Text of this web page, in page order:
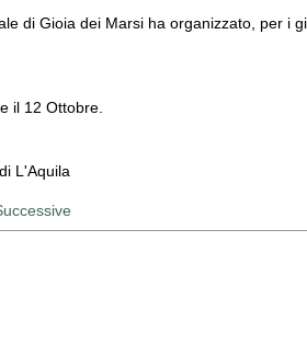
di Gioia dei Marsi ha organizzato, per i
il 12 Ottobre.
L'Aquila